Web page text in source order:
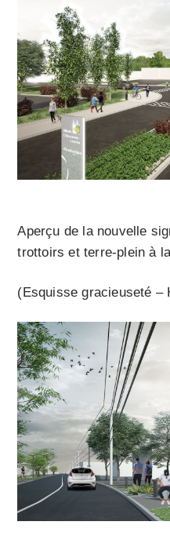
Aperçu de la nouvelle
trottoirs et terre-plein à
(Esquisse gracieuseté –